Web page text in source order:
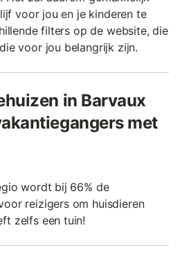
voor jou en je kinderen te
filters op de website, die
voor jou belangrijk zijn.
in Barvaux
met
wordt bij 66% de
reizigers om huisdieren
zelfs een tuin!